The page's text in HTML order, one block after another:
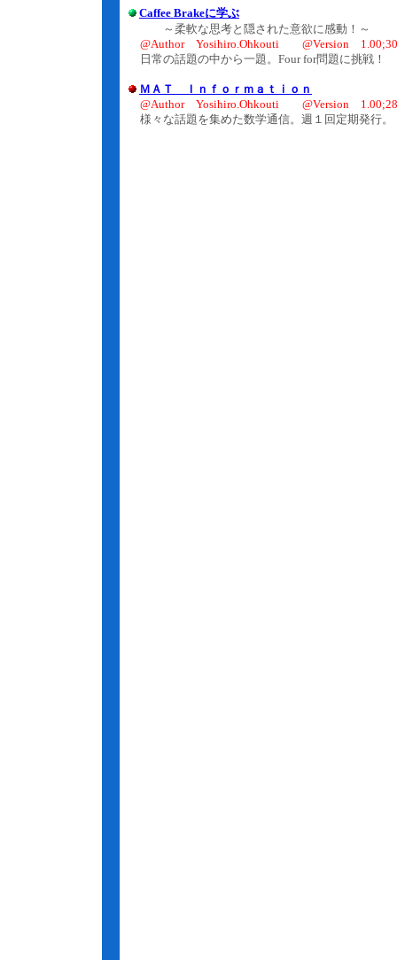
Caffee Brakeに学ぶ
～柔軟な思考と隠された意欲に感動！～
@Author Yosihiro.Ohkouti @Version
日常の話題の中から一題。Four for問題に挑戦！
ＭＡＴ Ｉｎｆｏｒｍａｔｉｏｎ
@Author Yosihiro.Ohkouti @Version
様々な話題を集めた数学通信。週１回定期発行。